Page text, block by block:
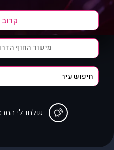
מישור החוף
שלחו לי